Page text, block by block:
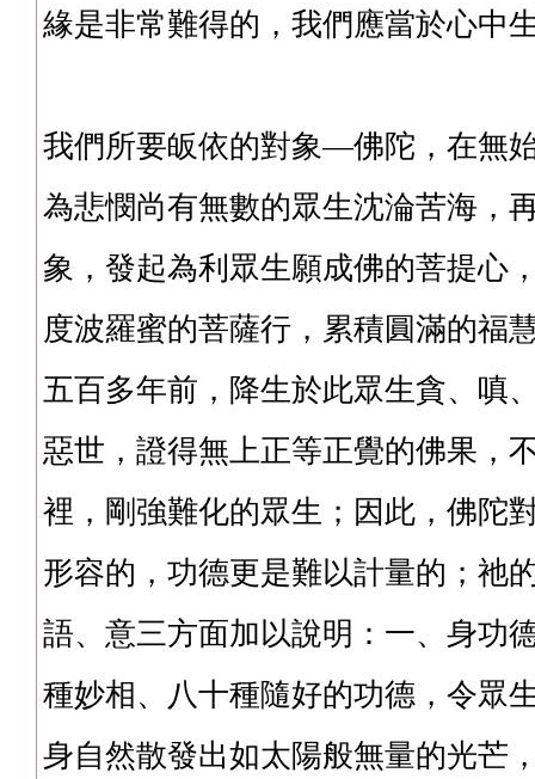
緣是非常難得的，我們應當於心中
我們所要皈依的對象—佛陀，在無
為悲憫尚有無數的眾生沈淪苦海，
象，發起為利眾生願成佛的菩提心
度波羅蜜的菩薩行，累積圓滿的福
五百多年前，降生於此眾生貪、嗔
惡世，證得無上正等正覺的佛果，
裡，剛強難化的眾生；因此，佛陀
形容的，功德更是難以計量的；祂
語、意三方面加以說明：一、身功
種妙相、八十種隨好的功德，令眾
身自然散發出如太陽般無量的光芒